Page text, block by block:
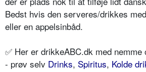
Bedst hvis den serveres/drikkes
eller en appelsinbåd.
✅ Her er drikkeABC.dk med
- prøv selv Drinks, Spiritus, Kolde